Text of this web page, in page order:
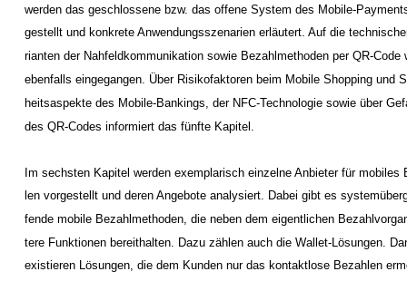
werden das geschlossene bzw. das offene System des Mobile-
gestellt und konkrete Anwendungsszenarien erläutert. Auf die
rianten der Nahfeldkommunikation sowie Bezahlmethoden per QR-Code
ebenfalls eingegangen. Über Risikofaktoren beim Mobile Shopping und
heitsaspekte des Mobile-Bankings, der NFC-Technologie sowie über
des QR-Codes informiert das fünfte Kapitel.
Im sechsten Kapitel werden exemplarisch einzelne Anbieter für mobiles
len vorgestellt und deren Angebote analysiert. Dabei gibt es
fende mobile Bezahlmethoden, die neben dem eigentlichen
tere Funktionen bereithalten. Dazu zählen auch die Wallet-Lösungen.
existieren Lösungen, die dem Kunden nur das kontaktlose Bezahlen